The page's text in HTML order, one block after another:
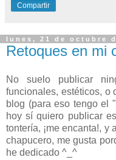
Compartir
lunes, 21 de octubre
Retoques en mi
No suelo publicar
funcionales, estéticos, o
blog (para eso tengo el "
hoy sí quiero publicar
tontería, ¡me encanta!, y
chapucero, me gusta
he dedicado ^_^